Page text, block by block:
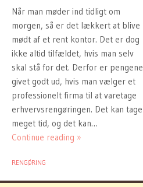
Når man møder ind tidligt om
morgen, så er det lækkert at blive
mødt af et rent kontor. Det er dog
ikke altid tilfældet, hvis man selv
skal stå for det. Derfor er pengene
givet godt ud, hvis man vælger et
professionelt firma til at varetage
erhvervsrengøringen. Det kan tage
meget tid, og det kan…
Continue reading »
RENGØRING